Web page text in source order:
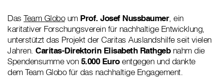
Das Team Globoum Prof. Josef Nussbaumer, ein
karitativer Forschungsverein für nachhaltige Entwicklung,
unterstützt das Projekt der Caritas Auslandshilfe seit vielen
Jahren. Caritas-Direktorin Elisabeth Rathgebnahm die
Spendensumme von5.000 Euroentgegen und dankte
dem Team Globo für das nachhaltige Engagement.